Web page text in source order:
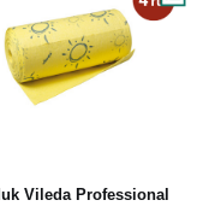
Vileda Professional